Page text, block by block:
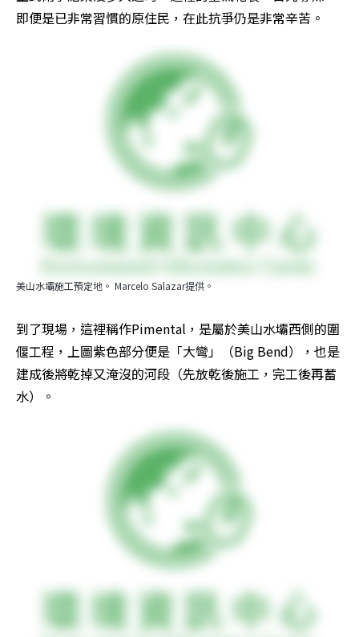
即便是已非常習慣的原住民，在此抗爭仍是非常辛苦。
美山水壩施工預定地。 Marcelo Salazar提供。
到了現場，這裡稱作Pimental，是屬於美山水壩西側的圍
偃工程，上圖紫色部分便是「大彎」（Big Bend），也是
建成後將乾掉又淹沒的河段（先放乾後施工，完工後再蓄
水）。